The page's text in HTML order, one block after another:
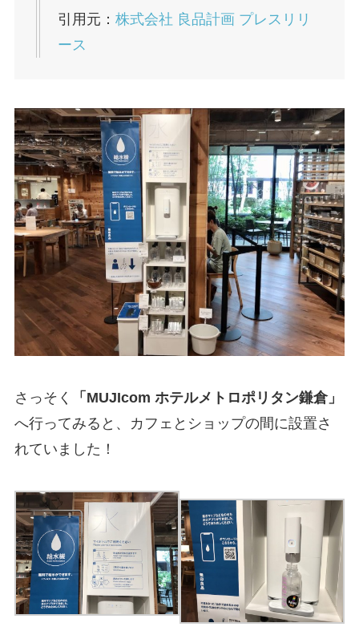
引用元： 株式会社 良品計画 プレスリリ
ース
さっそく
「MUJIcom ホテルメトロポリタン鎌倉」
へ行ってみると、カフェとショップの間に設置さ
れていました！